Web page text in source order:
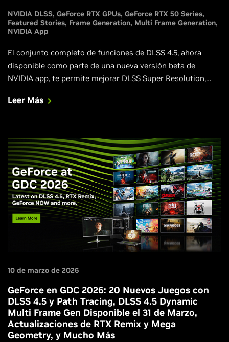
NVIDIA DLSS GeForce RTX GPUs GeForce RTX 50 Series
Featured Stories Frame Generation Multi Frame Generation
NVIDIA App
El conjunto completo de funciones de DLSS 4.5, ahora
disponible como parte de una nueva versión beta de
NVIDIA app, te permite mejorar DLSS Super Resolution,
funciones, optimizaciones y mejoras.
Leer Más
10 de marzo de 2026
GeForce en GDC 2026: 20 Nuevos Juegos con
DLSS 4.5 y Path Tracing, DLSS 4.5 Dynamic
Multi Frame Gen Disponible el 31 de Marzo,
Actualizaciones de RTX Remix y Mega
Geometry, y Mucho Más